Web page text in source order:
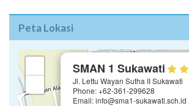
Peta Lokasi
SMAN 1 Sukawati
Jl. Lettu Wayan Sutha II Sukawati
Phone: +62-361-299628
Email: info@sma1-sukawati.sch.id